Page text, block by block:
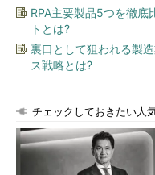
RPA主要製品5つを徹底
トとは?
裏口として狙われる製
ス戦略とは?
チェックしておきたい人